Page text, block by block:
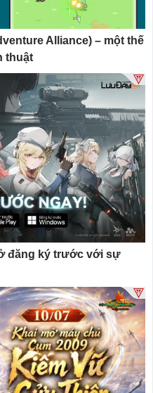
Alliance) – một thế
thuật
đăng ký trước với sự